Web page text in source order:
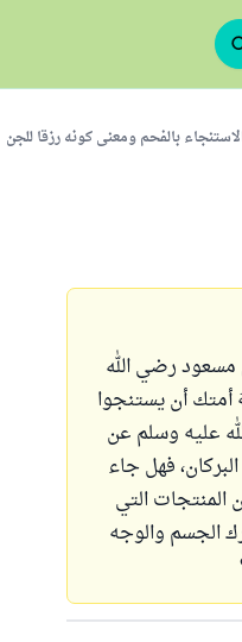
بالفحم ومعنى كونه رزقا للجن
الله بن مسعود رضي الله
أمتك أن يستنجوا
عليه وسلم عن
فهل جاء
المنتجات التي
الجسم والوجه